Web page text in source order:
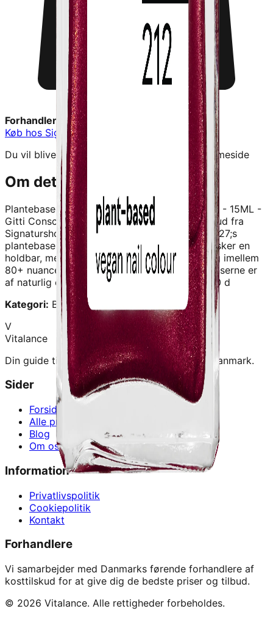
Forhandler:
Signaturshop
Køb hos Signaturshop
Du vil blive videresendt til forhandlerens hjemmeside
Om dette produkt
Plantebaseret Neglelak - Cranberry Glitter 212 - 15ML -
Gitti Conscious Beauty
er et kvalitetskosttilskud fra
Signaturshop Plantebaseret Neglelak Gitti&#x27;s
plantebaserede formel er ideel til dem, der ønsker en
holdbar, mere naturlig og smuk neglelak - vølg imellem
80+ nuancer og farver. Op til 82% af ingredienserne er
af naturlig oprindelse Langtidsholdbar op til 10 d
Kategori: Beauty
V
Vitalance
Din guide til at finde de bedste kosttilskud i Danmark.
Sider
Forside
Alle produkter
Blog
Om os
Information
Privatlivspolitik
Cookiepolitik
Kontakt
Forhandlere
Vi samarbejder med Danmarks førende forhandlere af
kosttilskud for at give dig de bedste priser og tilbud.
© 2026 Vitalance. Alle rettigheder forbeholdes.